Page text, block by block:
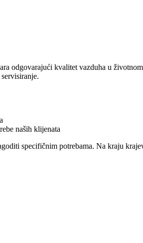
odgovarajući kvalitet vazduha u
naših klijenata
specifičnim potrebama. Na kraju